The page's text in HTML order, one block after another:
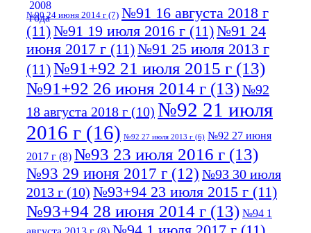
№90 24 июня 2014 г (7) №91 16 августа 2018 г
(11)№91 19 июля 2016 г (11)№91 24
июня 2017 г (11)№91 25 июля 2013 г
(11)№91+92 21 июля 2015 г (13)
№91+92 26 июня 2014 г (13)№92
18 августа 2018 г (10) №92 21 июля
2016 г (16) №92 27 июля 2013 г (6) №92 27 июня
2017 г (8) №93 23 июля 2016 г (13)
№93 29 июня 2017 г (12) №93 30 июля
2013 г (10) №93+94 23 июля 2015 г (11)
№93+94 28 июня 2014 г (13) №94 1